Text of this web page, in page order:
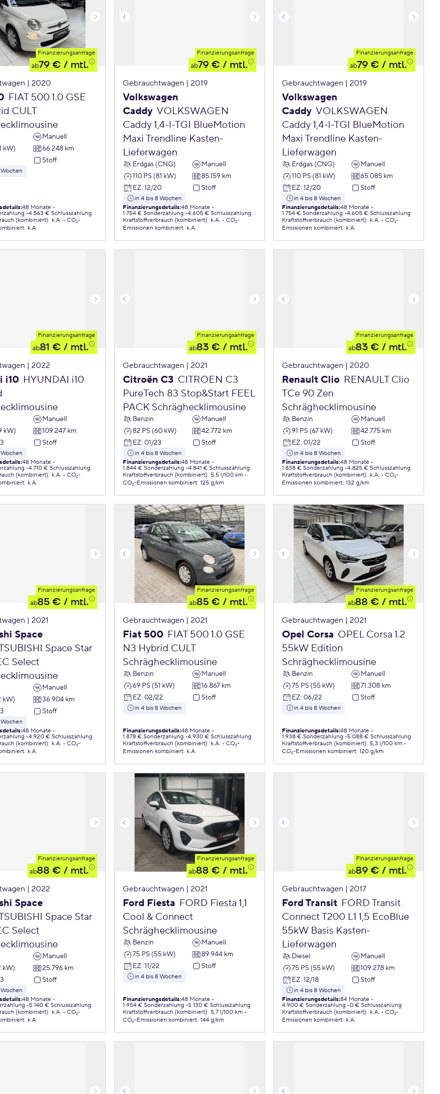
Finanzierungsanfrage
ab79 € / mtl.
| 2020
FIAT 500 1.0 GSE
CULT
Manuell
kW)
66.248 km
Stoff
:48 Monate
4.563 € Schlusszahlung
(kombiniert): k.A.
CO₂-
: k.A.
Finanzierungsanfrage
ab79 € / mtl.
Gebrauchtwagen | 2019
Volkswagen
Caddy VOLKSWAGEN
Caddy 1,4-l-TGI BlueMotion
Maxi Trendline Kasten-
Lieferwagen
Erdgas (CNG)
Manuell
110 PS (81 kW)
85.159 km
EZ: 12/20 Stoff
in 4 bis 8 Wochen
Finanzierungsdetails:48 Monate
1.754 € Sonderzahlung 4.605 € Schlusszahlung
Kraftstoffverbrauch (kombiniert): k.A.
CO₂-
Emissionen kombiniert: k.A.
Finanzierungsanfrage
ab79 € / mtl.
Gebrauchtwagen | 2019
Volkswagen
Caddy VOLKSWAGEN
Caddy 1,4-l-TGI BlueMotion
Maxi Trendline Kasten-
Lieferwagen
Erdgas (CNG)
Manuell
110 PS (81 kW)
65.085 km
EZ: 12/20 Stoff
in 4 bis 8 Wochen
Finanzierungsdetails:48 Monate
1.754 € Sonderzahlung 4.605 € Schlusszahlung
Kraftstoffverbrauch (kombiniert): k.A.
CO₂-
Emissionen kombiniert: k.A.
Finanzierungsanfrage
ab81 € / mtl.
| 2022
i10 HYUNDAI i10
Manuell
kW)
109.247 km
Stoff
:48 Monate
4.710 € Schlusszahlung
(kombiniert): k.A.
CO₂-
: k.A.
Finanzierungsanfrage
ab83 € / mtl.
Gebrauchtwagen | 2021
Citroën C3 CITROEN C3
PureTech 83 Stop&Start FEEL
PACK Schräghecklimousine
Benzin
Manuell
82 PS (60 kW)
42.772 km
EZ: 01/23 Stoff
in 4 bis 8 Wochen
Finanzierungsdetails:48 Monate
1.844 € Sonderzahlung 4.841 € Schlusszahlung
Kraftstoffverbrauch (kombiniert): 5,5 l/100 km
CO₂-Emissionen kombiniert: 125 g/km
Finanzierungsanfrage
ab83 € / mtl.
Gebrauchtwagen | 2020
Renault Clio RENAULT Clio
TCe 90 Zen
Schräghecklimousine
Benzin
Manuell
91 PS (67 kW)
42.775 km
EZ: 01/22 Stoff
in 4 bis 8 Wochen
Finanzierungsdetails:48 Monate
1.838 € Sonderzahlung 4.825 € Schlusszahlung
Kraftstoffverbrauch (kombiniert): k.A.
CO₂-
Emissionen kombiniert: 132 g/km
Finanzierungsanfrage
ab85 € / mtl.
| 2021
Space
Space Star
Select
Manuell
kW)
36.904 km
Stoff
:48 Monate
4.920 € Schlusszahlung
(kombiniert): k.A.
CO₂-
: k.A.
Finanzierungsanfrage
ab85 € / mtl.
Gebrauchtwagen | 2021
Fiat 500 FIAT 500 1.0 GSE
N3 Hybrid CULT
Schräghecklimousine
Benzin
Manuell
69 PS (51 kW)
16.867 km
EZ: 02/22 Stoff
in 4 bis 8 Wochen
Finanzierungsdetails:48 Monate
1.878 € Sonderzahlung 4.930 € Schlusszahlung
Kraftstoffverbrauch (kombiniert): k.A.
CO₂-
Emissionen kombiniert: k.A.
Finanzierungsanfrage
ab88 € / mtl.
Gebrauchtwagen | 2021
Opel Corsa OPEL Corsa 1.2
55kW Edition
Schräghecklimousine
Benzin
Manuell
75 PS (55 kW)
71.308 km
EZ: 06/22 Stoff
in 4 bis 8 Wochen
Finanzierungsdetails:48 Monate
1.938 € Sonderzahlung 5.088 € Schlusszahlung
Kraftstoffverbrauch (kombiniert): 5,3 l/100 km
CO₂-Emissionen kombiniert: 120 g/km
Finanzierungsanfrage
ab88 € / mtl.
| 2022
Space
Space Star
Select
Manuell
kW)
25.796 km
Stoff
:48 Monate
5.140 € Schlusszahlung
(kombiniert): k.A.
CO₂-
: k.A.
Finanzierungsanfrage
ab88 € / mtl.
Gebrauchtwagen | 2021
Ford Fiesta FORD Fiesta 1,1
Cool & Connect
Schräghecklimousine
Benzin
Manuell
75 PS (55 kW)
89.944 km
EZ: 11/22 Stoff
in 4 bis 8 Wochen
Finanzierungsdetails:48 Monate
1.954 € Sonderzahlung 5.130 € Schlusszahlung
Kraftstoffverbrauch (kombiniert): 5,7 l/100 km
CO₂-Emissionen kombiniert: 144 g/km
Finanzierungsanfrage
ab89 € / mtl.
Gebrauchtwagen | 2017
Ford Transit FORD Transit
Connect T200 L1 1,5 EcoBlue
55kW Basis Kasten-
Lieferwagen
Diesel
Manuell
75 PS (55 kW)
109.278 km
EZ: 12/18 Stoff
in 4 bis 8 Wochen
Finanzierungsdetails:84 Monate
4.900 € Sonderzahlung 0 € Schlusszahlung
Kraftstoffverbrauch (kombiniert): k.A.
CO₂-
Emissionen kombiniert: k.A.